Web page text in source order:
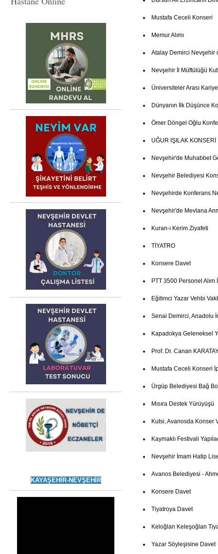
KAYAŞEHİR-NEVŞEHİR
Mustafa Ceceli Konseri
Memur Alımı
Atalay Demirci Nevşehir
Nevşehir İl Müftülüğü
Üniversiteler Arası
Dünyanın İlk Düşünce
Ömer Döngel Oğlu
UĞUR IŞILAK KONSERİ
Nevşehir'de Muhabbet
Nevşehir Belediyesi
Nevşehirde Konferans
Nevşehir'de Mevlana
Kuran-ı Kerim Ziyafeti
TİYATRO
Konsere Davet
PTT 3500 Personel Alım
Eğitimci Yazar Vehbi
Senai Demirci, Anadolu
Kapadokya Geleneksel
Prof. Dr. Canan
Mustafa Ceceli Konseri
Ürgüp Belediyesi Bağ
Mısıra Destek Yürüyüşü
Kutsi, Avanosda Konser
Kaymaklı Festivali
Nevşehir İmam Hatip
Avanos Belediyesi -
Konsere Davet
Tiyatroya Davet
Keloğlan Keleşoğlan
Yazar Söyleşisine Davet